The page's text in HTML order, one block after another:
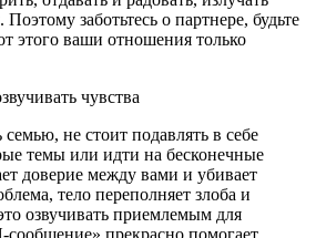
заботьтесь о партнере, будьте
этого ваши отношения только
чувства
не стоит подавлять в себе
темы или идти на бесконечные
доверие между вами и убивает
тело переполняет злоба и
озвучивать приемлемым для
сообщение» прекрасно помогает